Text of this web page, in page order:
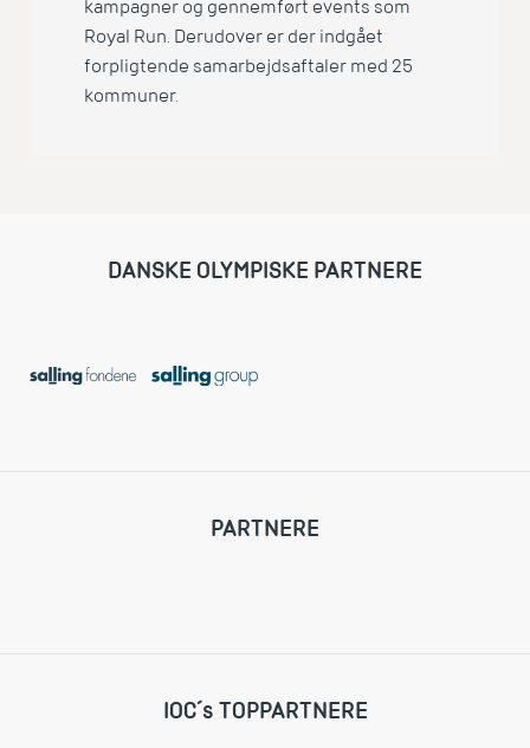
kampagner og gennemført events som
Royal Run. Derudover er der indgået
forpligtende samarbejdsaftaler med 25
kommuner.
DANSKE OLYMPISKE PARTNERE
PARTNERE
IOC´s TOPPARTNERE